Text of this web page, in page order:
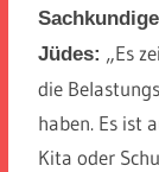
Jüdes: „Es
die
haben. Es ist
Kita oder